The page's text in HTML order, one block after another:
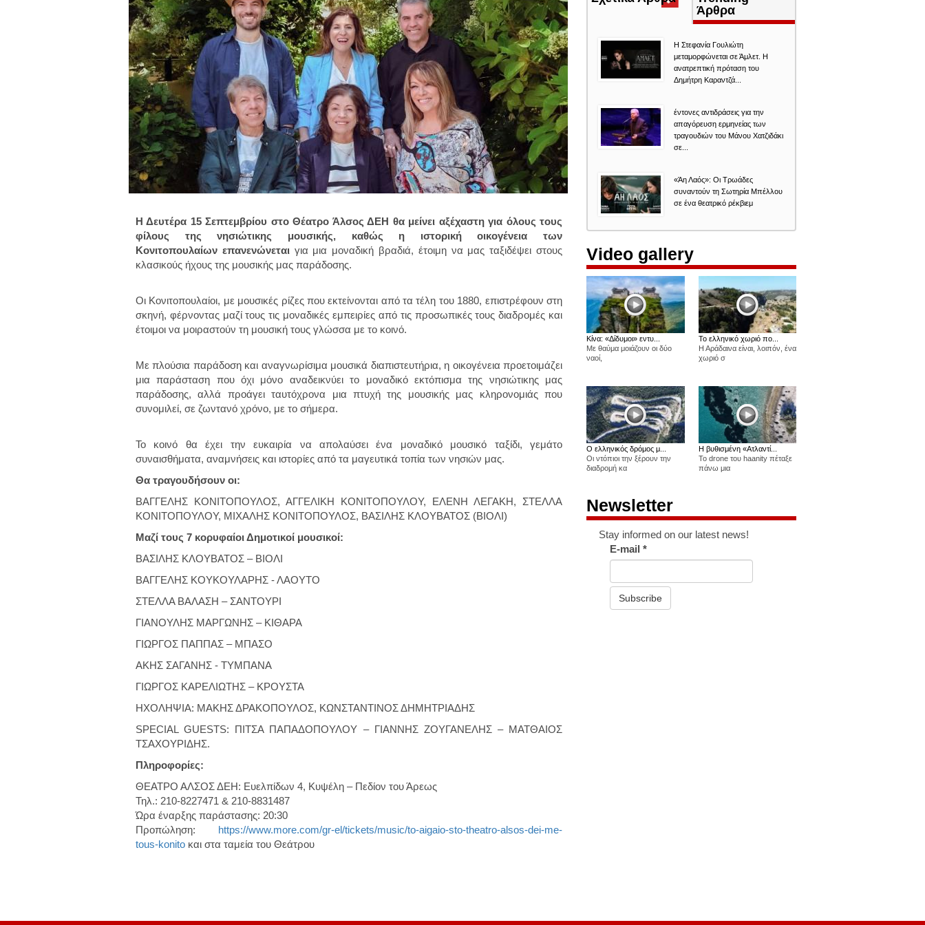
Η Δευτέρα 15 Σεπτεμβρίου στο Θέατρο Άλσος ΔΕΗ θα μείνει αξέχαστη για όλους τους
φίλους της νησιώτικης μουσικής, καθώς η ιστορική οικογένεια των
Κονιτοπουλαίων επανενώνεται για μια μοναδική βραδιά, έτοιμη να μας ταξιδέψει στους
κλασικούς ήχους της μουσικής μας παράδοσης.
Οι Κονιτοπουλαίοι, με μουσικές ρίζες που εκτείνονται από τα τέλη του 1880, επιστρέφουν στη
σκηνή, φέρνοντας μαζί τους τις μοναδικές εμπειρίες από τις προσωπικές τους διαδρομές και
έτοιμοι να μοιραστούν τη μουσική τους γλώσσα με το κοινό.
Με πλούσια παράδοση και αναγνωρίσιμα μουσικά διαπιστευτήρια, η οικογένεια προετοιμάζει
μια παράσταση που όχι μόνο αναδεικνύει το μοναδικό εκτόπισμα της νησιώτικης μας
παράδοσης, αλλά προάγει ταυτόχρονα μια πτυχή της μουσικής μας κληρονομιάς που
συνομιλεί, σε ζωντανό χρόνο, με το σήμερα.
Το κοινό θα έχει την ευκαιρία να απολαύσει ένα μοναδικό μουσικό ταξίδι, γεμάτο
συναισθήματα, αναμνήσεις και ιστορίες από τα μαγευτικά τοπία των νησιών μας.
Θα τραγουδήσουν οι:
BΑΓΓΕΛΗΣ ΚΟΝΙΤΟΠΟΥΛΟΣ, ΑΓΓΕΛΙΚΗ ΚΟΝΙΤΟΠΟΥΛΟΥ, ΕΛΕΝΗ ΛΕΓΑΚΗ, ΣΤΕΛΛΑ
ΚΟΝΙΤΟΠΟΥΛΟΥ, ΜΙΧΑΛΗΣ ΚΟΝΙΤΟΠΟΥΛΟΣ, ΒΑΣΙΛΗΣ ΚΛΟΥΒΑΤΟΣ (ΒΙΟΛΙ)
Μαζί τους 7 κορυφαίοι Δημοτικοί μουσικοί:
ΒΑΣΙΛΗΣ ΚΛΟΥΒΑΤΟΣ – ΒΙΟΛΙ
ΒΑΓΓΕΛΗΣ ΚΟΥΚΟΥΛΑΡΗΣ - ΛΑΟΥΤΟ
ΣΤΕΛΛΑ ΒΑΛΑΣΗ – ΣΑΝΤΟΥΡΙ
ΓΙΑΝΟΥΛΗΣ ΜΑΡΓΩΝΗΣ – ΚΙΘΑΡΑ
ΓΙΩΡΓΟΣ ΠΑΠΠΑΣ – ΜΠΑΣΟ
ΑΚΗΣ ΣΑΓΑΝΗΣ - ΤΥΜΠΑΝΑ
ΓΙΩΡΓΟΣ ΚΑΡΕΛΙΩΤΗΣ – ΚΡΟΥΣΤΑ
ΗΧΟΛΗΨΙΑ: ΜΑΚΗΣ ΔΡΑΚΟΠΟΥΛΟΣ, ΚΩΝΣΤΑΝΤΙΝΟΣ ΔΗΜΗΤΡΙΑΔΗΣ
SPECIAL GUESTS: ΠΙΤΣΑ ΠΑΠΑΔΟΠΟΥΛΟΥ – ΓΙΑΝΝΗΣ ΖΟΥΓΑΝΕΛΗΣ – ΜΑΤΘΑΙΟΣ
ΤΣΑΧΟΥΡΙΔΗΣ.
Πληροφορίες:
ΘΕΑΤΡΟ ΑΛΣΟΣ ΔΕΗ: Ευελπίδων 4, Κυψέλη – Πεδίον του Άρεως
Τηλ.: 210-8227471 & 210-8831487
Ώρα έναρξης παράστασης: 20:30
Προπώληση: https://www.more.com/gr-el/tickets/music/to-aigaio-sto-theatro-alsos-dei-me-
tous-konito και στα ταμεία του Θεάτρου
καρτέλα)
Άρθρα
Η Στεφανία Γουλιώτη
μεταμορφώνεται σε Άμλετ. Η
ανατρεπτική πρόταση του
Δημήτρη Καραντζά...
έντονες αντιδράσεις για την
απαγόρευση ερμηνείας των
τραγουδιών του Μάνου Χατζιδάκι
σε...
«Άη Λαός»: Οι Τρωάδες
συναντούν τη Σωτηρία Μπέλλου
σε ένα θεατρικό ρέκβιεμ
Video gallery
Κίνα: «Δίδυμοι» εντυ...
Με θαύμα μοιάζουν οι δύο
ναοί,
Το ελληνικό χωριό πο...
Η Αράδαινα είναι, λοιπόν, ένα
χωριό σ
Ο ελληνικός δρόμος μ...
Οι ντόπιοι την ξέρουν την
διαδρομή κα
Η βυθισμένη «Ατλαντί...
Το drone του haanity πέταξε
πάνω μια
Newsletter
Stay informed on our latest news!
E-mail*
Subscribe